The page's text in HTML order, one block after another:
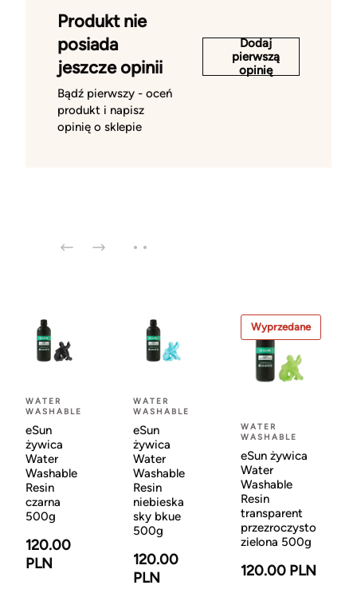
Produkt nie
posiada
jeszcze opinii
Bądź pierwszy - oceń
produkt i napisz
opinię o sklepie
Dodaj
pierwszą
opinię
WATER
WASHABLE
eSun
żywica
Water
Washable
Resin
czarna
500g
120.00
PLN
WATER
WASHABLE
eSun
żywica
Water
Washable
Resin
niebieska
sky bkue
500g
120.00
PLN
Wyprzedane
WATER
WASHABLE
eSun żywica
Water
Washable
Resin
transparent
przezroczysto
zielona 500g
120.00 PLN